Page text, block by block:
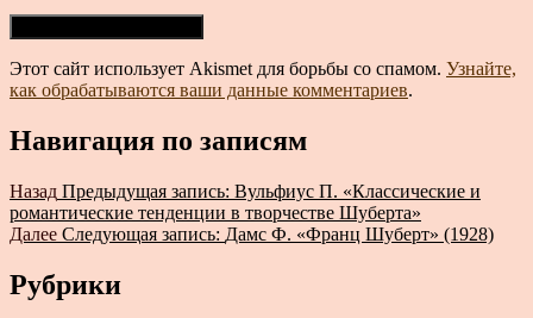
Этот сайт использует Akismet для борьбы со спамом. Узнайте,
как обрабатываются ваши данные комментариев.
Навигация по записям
Назад Предыдущая запись: Вульфиус П. «Классические и
романтические тенденции в творчестве Шуберта»
Далее Следующая запись: Дамс Ф. «Франц Шуберт» (1928)
Рубрики